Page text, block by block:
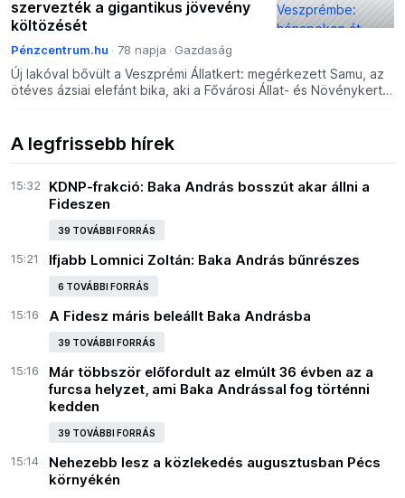
szervezték a gigantikus jövevény
költözését
Pénzcentrum.hu 78 napja Gazdaság
Új lakóval bővült a Veszprémi Állatkert: megérkezett Samu, az
ötéves ázsiai elefánt bika, aki a Fővárosi Állat- és Növénykert
A legfrissebb hírek
15:32
KDNP-frakció: Baka András bosszút akar állni a
Fideszen
39 TOVÁBBI FORRÁS
15:21 Ifjabb Lomnici Zoltán: Baka András bűnrészes
6 TOVÁBBI FORRÁS
15:16 A Fidesz máris beleállt Baka Andrásba
39 TOVÁBBI FORRÁS
15:16
Már többször előfordult az elmúlt 36 évben az a
furcsa helyzet, ami Baka Andrással fog történni
kedden
39 TOVÁBBI FORRÁS
15:14
Nehezebb lesz a közlekedés augusztusban Pécs
környékén